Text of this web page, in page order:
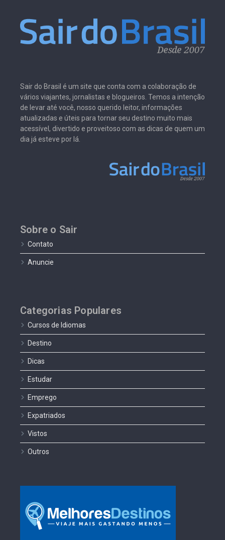
Sair do Brasil é um site que conta com a colaboração de
vários viajantes, jornalistas e blogueiros. Temos a intenção
de levar até você, nosso querido leitor, informações
atualizadas e úteis para tornar seu destino muito mais
acessível, divertido e proveitoso com as dicas de quem um
dia já esteve por lá.
Sobre o Sair
Contato
Anuncie
Categorias Populares
Cursos de Idiomas
Destino
Dicas
Estudar
Emprego
Expatriados
Vistos
Outros